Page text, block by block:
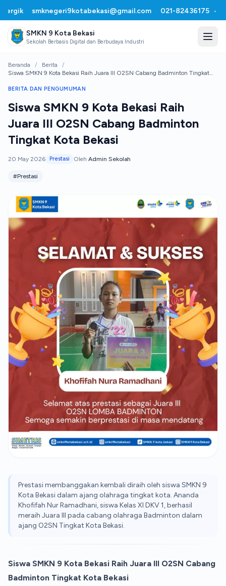
smknegeri9kotabekasi@gmail.com 021-82436175 •
SMKN 9 Kota Bekasi
Sekolah Berbasis Digital dan Berbudaya Industri
Beranda / Berita
/
Siswa SMKN 9 Kota Bekasi Raih Juara III O2SN Cabang Badminton Tingkat
BERITA DAN PENGUMUMAN
Siswa SMKN 9 Kota Bekasi Raih
Juara III O2SN Cabang Badminton
Tingkat Kota Bekasi
20 May 2026 Prestasi Oleh Admin Sekolah
#Prestasi
Prestasi membanggakan kembali diraih oleh siswa SMKN 9
Kota Bekasi dalam ajang olahraga tingkat kota. Ananda
Khofifah Nur Ramadhani, siswa Kelas XI DKV 1, berhasil
meraih Juara III pada cabang olahraga Badminton dalam
ajang O2SN Tingkat Kota Bekasi.
Siswa SMKN 9 Kota Bekasi Raih Juara III O2SN Cabang
Badminton Tingkat Kota Bekasi